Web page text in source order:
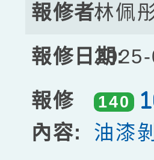
林佩
140
油漆